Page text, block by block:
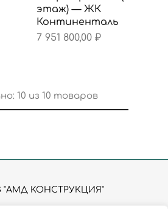
этаж) — ЖК
Континенталь
7 951 800,00 ₽
10 из 10 товаров
"АМД КОНСТРУКЦИЯ"